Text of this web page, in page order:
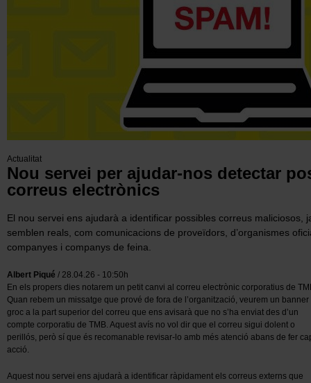
Actualitat
Nou servei per ajudar-nos detectar
correus electrònics
El nou servei ens ajudarà a identificar possibles correus maliciosos,
semblen reals, com comunicacions de proveïdors, d’organismes
companyes i companys de feina.
Albert Piqué / 28.04.26 - 10:50h
En els propers dies notarem un petit canvi al correu electrònic corporatius de
Quan rebem un missatge que prové de fora de l’organització, veurem un banner
groc a la part superior del correu que ens avisarà que no s’ha enviat des d’un
compte corporatiu de TMB. Aquest avís no vol dir que el correu sigui dolent o
perillós, però sí que és recomanable revisar-lo amb més atenció abans de fer
acció.
Aquest nou servei ens ajudarà a identificar ràpidament els correus externs que